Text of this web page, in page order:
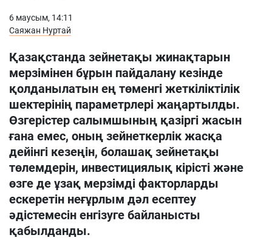
6 маусым, 14:11
Саяжан Нуртай
Қазақстанда зейнетақы жинақтарын
мерзімінен бұрын пайдалану кезінде
қолданылатын ең төменгі жеткіліктілік
шектерінің параметрлері жаңартылды.
Өзгерістер салымшының қазіргі жасын
ғана емес, оның зейнеткерлік жасқа
дейінгі кезеңін, болашақ зейнетақы
төлемдерін, инвестициялық кірісті және
өзге де ұзақ мерзімді факторларды
ескеретін неғұрлым дәл есептеу
әдістемесін енгізуге байланысты
қабылданды.